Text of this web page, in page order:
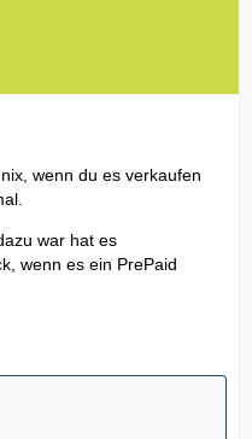
wenn du es verkaufen
war hat es
wenn es ein PrePaid